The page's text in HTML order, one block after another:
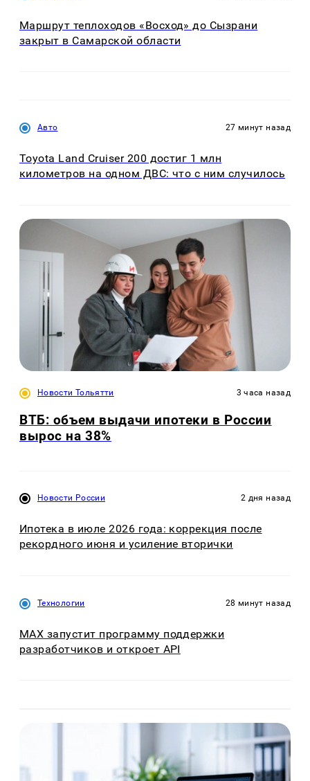
Маршрут теплоходов «Восход» до Сызрани
закрыт в Самарской области
Авто 27 минут назад
Toyota Land Cruiser 200 достиг 1 млн
километров на одном ДВС: что с ним случилось
Новости Тольятти 3 часа назад
ВТБ: объем выдачи ипотеки в России
вырос на 38%
Новости России 2 дня назад
Ипотека в июле 2026 года: коррекция после
рекордного июня и усиление вторички
Технологии 28 минут назад
MAX запустит программу поддержки
разработчиков и откроет API